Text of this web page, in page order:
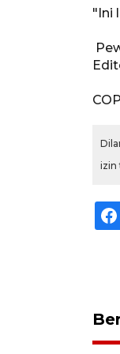
"Ini
izin